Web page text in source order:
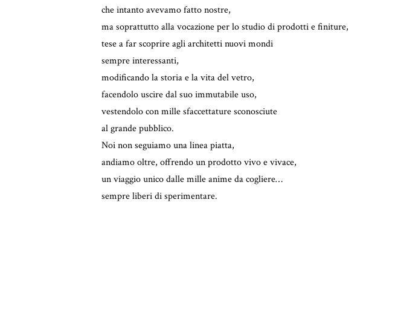
che intanto avevamo fatto nostre,
ma soprattutto alla vocazione per lo studio di prodotti e finiture,
tese a far scoprire agli architetti nuovi mondi
sempre interessanti,
modificando la storia e la vita del vetro,
facendolo uscire dal suo immutabile uso,
vestendolo con mille sfaccettature sconosciute
al grande pubblico.
Noi non seguiamo una linea piatta,
andiamo oltre, offrendo un prodotto vivo e vivace,
un viaggio unico dalle mille anime da cogliere…
sempre liberi di sperimentare.